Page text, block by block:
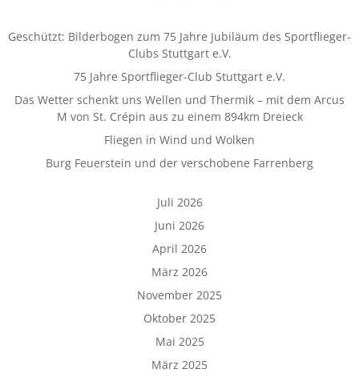
Geschützt: Bilderbogen zum 75 Jahre Jubiläum des Sportflieger-
Clubs Stuttgart e.V.
75 Jahre Sportflieger-Club Stuttgart e.V.
Das Wetter schenkt uns Wellen und Thermik – mit dem Arcus
M von St. Crépin aus zu einem 894km Dreieck
Fliegen in Wind und Wolken
Burg Feuerstein und der verschobene Farrenberg
Juli 2026
Juni 2026
April 2026
März 2026
November 2025
Oktober 2025
Mai 2025
März 2025